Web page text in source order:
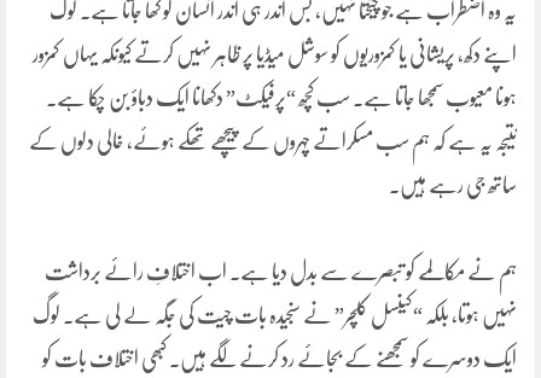
یہ وہ اضطراب ہے جو چیختا نہیں، بس اندر ہی اندر انسان کو کھا جاتا ہے۔ لوگ
اپنے دکھ، پریشانی یا کمزوریوں کو سوشل میڈیا پر ظاہر نہیں کرتے کیونکہ یہاں کمزور
ہونا معیوب سمجھا جاتا ہے۔ سب کچھ “پرفیکٹ” دکھانا ایک دباؤ بن چکا ہے۔
نتیجہ یہ ہے کہ ہم سب مسکراتے چہروں کے پیچھے تھکے ہوئے، خالی دلوں کے
ساتھ جی رہے ہیں۔
ہم نے مکالمے کو تبصرے سے بدل دیا ہے۔ اب اختلافِ رائے برداشت
نہیں ہوتا، بلکہ “کینسل کلچر” نے سنجیدہ بات چیت کی جگہ لے لی ہے۔ لوگ
ایک دوسرے کو سمجھنے کے بجائے رد کرنے لگے ہیں۔ کبھی اختلاف بات کو